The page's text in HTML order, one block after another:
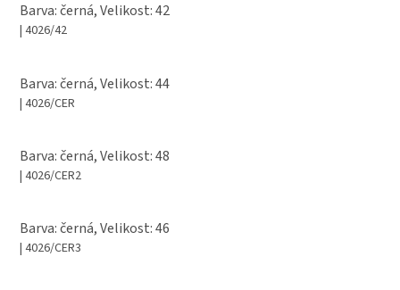
Barva: černá, Velikost: 42
| 4026/42
Barva: černá, Velikost: 44
| 4026/CER
Barva: černá, Velikost: 48
| 4026/CER2
Barva: černá, Velikost: 46
| 4026/CER3